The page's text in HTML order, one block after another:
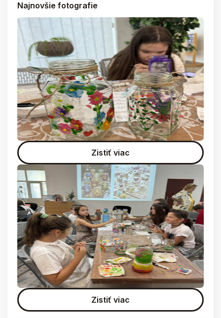
Najnovšie fotografie
Zistiť viac
Zistiť viac